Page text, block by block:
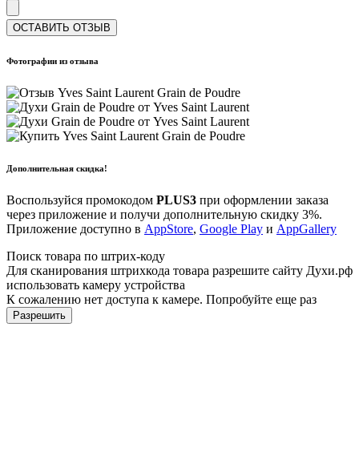
ОСТАВИТЬ ОТЗЫВ
Фотографии из отзыва
Дополнительная скидка!
Воспользуйся промокодом PLUS3 при оформлении заказа
через приложение и получи дополнительную скидку 3%.
Приложение доступно в AppStore, Google Play и AppGallery
Поиск товара по штрих-коду
Для сканирования штрихкода товара разрешите сайту Духи.рф
использовать камеру устройства
К сожалению нет доступа к камере. Попробуйте еще раз
Разрешить